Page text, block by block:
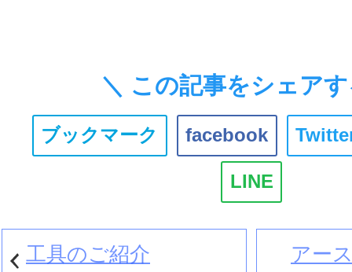
＼ この記事をシェア
ブックマーク facebook
LINE
アー
工具のご紹介